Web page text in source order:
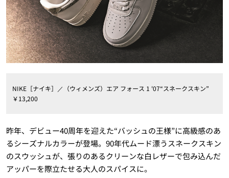
NIKE［ナイキ］／（ウィメンズ）エア フォース 1 '07“スネークスキン”
￥13,200
昨年、デビュー40周年を迎えた“バッシュの王様”に高級感のあ
るシーズナルカラーが登場。90年代ムード漂うスネークスキン
のスウッシュが、張りのあるクリーンな白レザーで包み込んだ
アッパーを際立たせる大人のスパイスに。